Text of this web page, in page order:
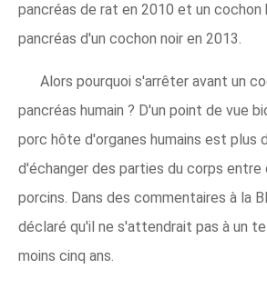
pancréas de rat en 2010 et un cochon
pancréas d'un cochon noir en 2013.
Alors pourquoi s'arrêter avant un
pancréas humain ? D'un point de vue
porc hôte d'organes humains est plus
d'échanger des parties du corps entre
porcins. Dans des commentaires à la
déclaré qu'il ne s'attendrait pas à un
moins cinq ans.